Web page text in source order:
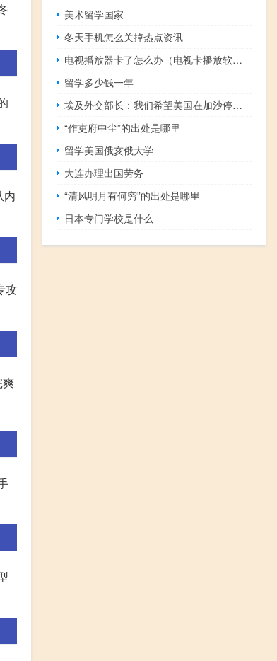
内
攻
爽
美术留学国家
冬天手机怎么关掉热点资讯
电视播放器卡了怎么办（电视卡播放软件）
留学多少钱一年
埃及外交部长：我们希望美国在加沙停火问题上采取支持立场
“作吏府中尘”的出处是哪里
留学美国俄亥俄大学
大连办理出国劳务
“清风明月有何穷”的出处是哪里
日本专门学校是什么